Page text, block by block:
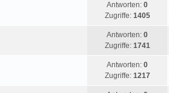
Antworten: 0
Zugriffe: 1405
Antworten: 0
Zugriffe: 1741
Antworten: 0
Zugriffe: 1217